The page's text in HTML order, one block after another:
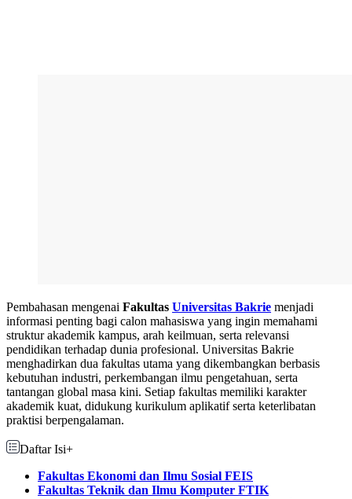
Pembahasan mengenai Fakultas Universitas Bakrie menjadi
informasi penting bagi calon mahasiswa yang ingin memahami
struktur akademik kampus, arah keilmuan, serta relevansi
pendidikan terhadap dunia profesional. Universitas Bakrie
menghadirkan dua fakultas utama yang dikembangkan berbasis
kebutuhan industri, perkembangan ilmu pengetahuan, serta
tantangan global masa kini. Setiap fakultas memiliki karakter
akademik kuat, didukung kurikulum aplikatif serta keterlibatan
praktisi berpengalaman.
Daftar Isi+
Fakultas Ekonomi dan Ilmu Sosial FEIS
Fakultas Teknik dan Ilmu Komputer FTIK